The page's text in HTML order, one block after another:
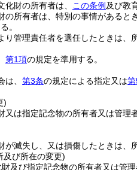
化財の所有者は、 この条例 及び教
の所有者は、特別の事情があると
。
り管理責任者を選任したときは、
第1項の規定を準用する。
は、 第3条の規定による指定又は
)
又は指定記念物の所有者又は管理
が滅失し、又は損傷したときは、
及び所在の変更)
及び指定記念物の所有者又は管